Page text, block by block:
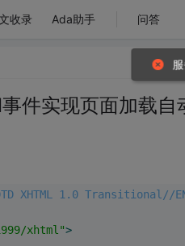
收录 Ada助手 问答
件实现页面加载自
DTD XHTML 1.0
xhtml">